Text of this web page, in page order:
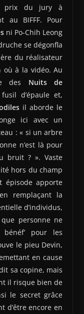
prix du jury à
au BIFFF. Pour
ni Po-Chih Leong
se dégonfla
du réalisateur
où à la vidéo. Au
des Nuits de
d’épaule et,
il aborde le
ici avec un
: « si un arbre
n’est là pour
bruit ? ». Vaste
hors du champ
épisode apporte
remplaçant la
d’individus,
personne ne
pour les
le pieu Devin,
en cause
sa copine, mais
il risque bien de
le secret grâce
d’être encore en